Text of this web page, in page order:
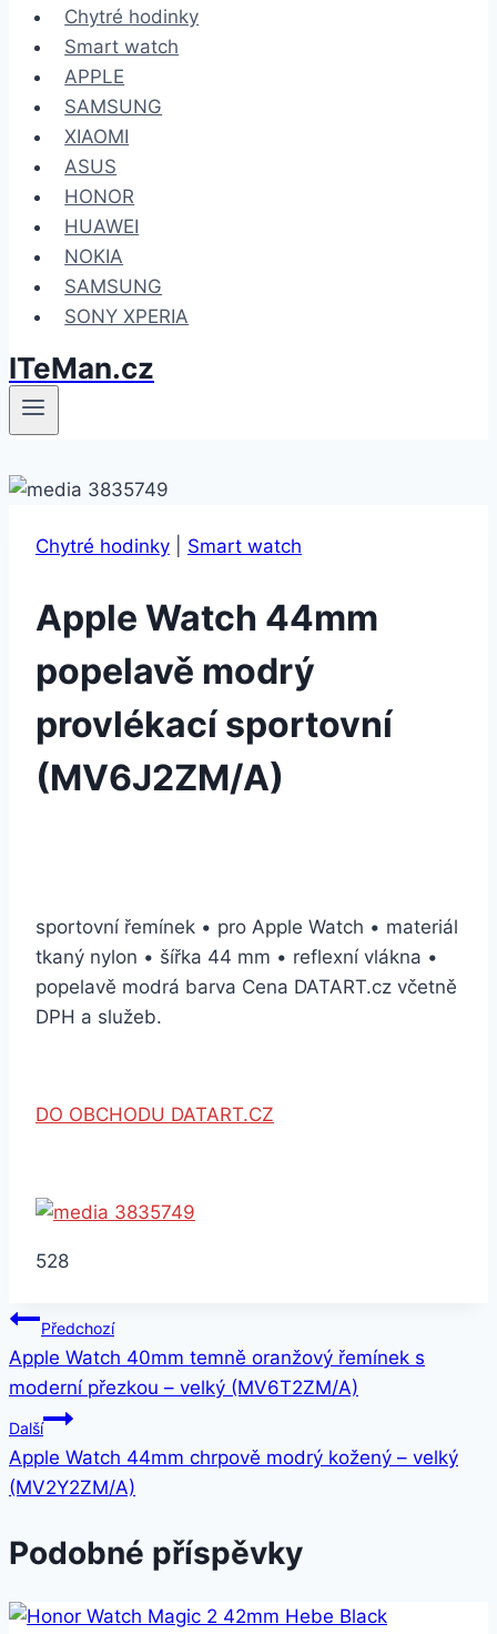
Chytré hodinky
Smart watch
APPLE
SAMSUNG
XIAOMI
ASUS
HONOR
HUAWEI
NOKIA
SAMSUNG
SONY XPERIA
ITeMan.cz
Chytré hodinky Smart watch
Apple Watch 44mm
popelavě modrý
provlékací sportovní
(MV6J2ZM/A)
sportovní řemínek • pro Apple Watch • materiál
tkaný nylon • šířka 44 mm • reflexní vlákna •
popelavě modrá barva Cena DATART.cz včetně
DPH a služeb.
DO OBCHODU DATART.CZ
528
Navigace
pro
příspěvek
Předchozí
Apple Watch 40mm temně oranžový řemínek s
moderní přezkou – velký (MV6T2ZM/A)
Další
Apple Watch 44mm chrpově modrý kožený – velký
(MV2Y2ZM/A)
Podobné příspěvky